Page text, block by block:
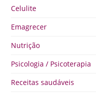
Celulite
Emagrecer
Nutrição
Psicologia / Psicoterapia
Receitas saudáveis